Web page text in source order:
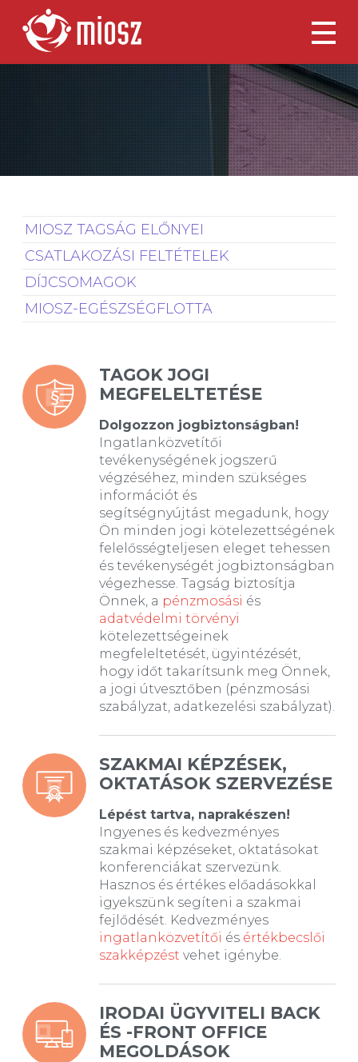
MIOSZ TAGSÁG ELŐNYEI
CSATLAKOZÁSI FELTÉTELEK
DÍJCSOMAGOK
MIOSZ-EGÉSZSÉGFLOTTA
TAGOK JOGI
MEGFELELTETÉSE
Dolgozzon jogbiztonságban!
Ingatlanközvetítői
tevékenységének jogszerű
végzéséhez, minden szükséges
információt és
segítségnyújtást megadunk, hogy
Ön minden jogi kötelezettségének
felelősségteljesen eleget tehessen
és tevékenységét jogbiztonságban
végezhesse. Tagság biztosítja
Önnek, a pénzmosási és
adatvédelmi törvényi
kötelezettségeinek
megfeleltetését, ügyintézését,
hogy időt takarítsunk meg Önnek,
a jogi útvesztőben (pénzmosási
szabályzat, adatkezelési szabályzat).
SZAKMAI KÉPZÉSEK,
OKTATÁSOK SZERVEZÉSE
Lépést tartva, naprakészen!
Ingyenes és kedvezményes
szakmai képzéseket, oktatásokat
konferenciákat szervezünk.
Hasznos és értékes előadásokkal
igyekszünk segíteni a szakmai
fejlődését. Kedvezményes
ingatlanközvetítői és értékbecslői
szakképzést vehet igénybe.
IRODAI ÜGYVITELI BACK
ÉS -FRONT OFFICE
MEGOLDÁSOK